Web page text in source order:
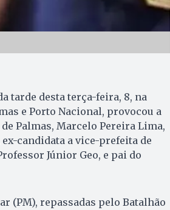
tarde desta terça-feira, 8, na
e Porto Nacional, provocou a
Palmas, Marcelo Pereira Lima,
ex-candidata a vice-prefeita de
Júnior Geo, e pai do
(PM), repassadas pelo Batalhão